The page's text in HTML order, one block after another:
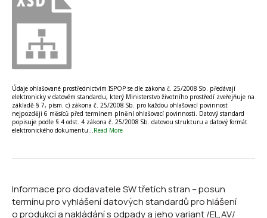
Údaje ohlašované prostřednictvím ISPOP se dle zákona č. 25/2008 Sb. předávají
elektronicky v datovém standardu, který Ministerstvo životního prostředí zveřejňuje na
základě § 7, písm. c) zákona č. 25/2008 Sb. pro každou ohlašovací povinnost
nejpozději 6 měsíců před termínem plnění ohlašovací povinnosti. Datový standard
popisuje podle § 4 odst. 4 zákona č. 25/2008 Sb. datovou strukturu a datový formát
elektronického dokumentu…Read More
Informace pro dodavatele SW třetích stran – posun
termínu pro vyhlášení datových standardů pro hlášení
o produkci a nakládání s odpady a jeho variant /EL,AV/